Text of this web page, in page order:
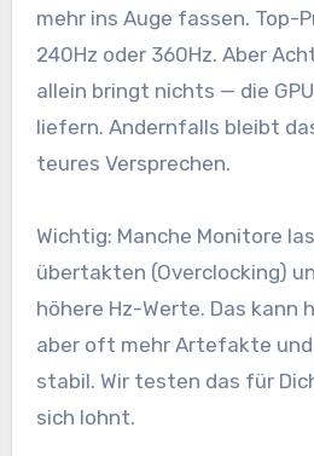
mehr ins Auge fassen. Top-
240Hz oder 360Hz. Aber
allein bringt nichts — die
liefern. Andernfalls bleibt
teures Versprechen.
Wichtig: Manche Monitore
übertakten (Overclocking)
höhere Hz-Werte. Das kann
aber oft mehr Artefakte
stabil. Wir testen das für
sich lohnt.